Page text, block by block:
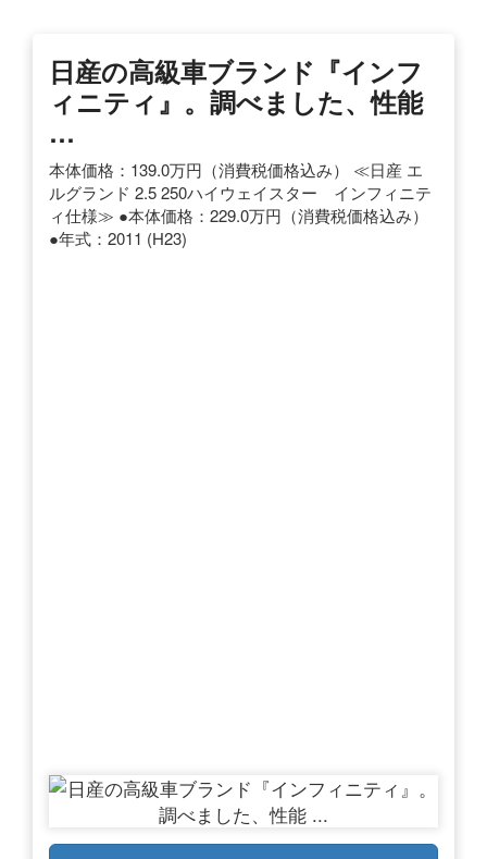
日産の高級車ブランド『インフ
ィニティ』。調べました、性能
…
本体価格：139.0万円（消費税価格込み） ≪日産 エ
ルグランド 2.5 250ハイウェイスター インフィニテ
ィ仕様≫ ●本体価格：229.0万円（消費税価格込み）
●年式：2011 (H23)